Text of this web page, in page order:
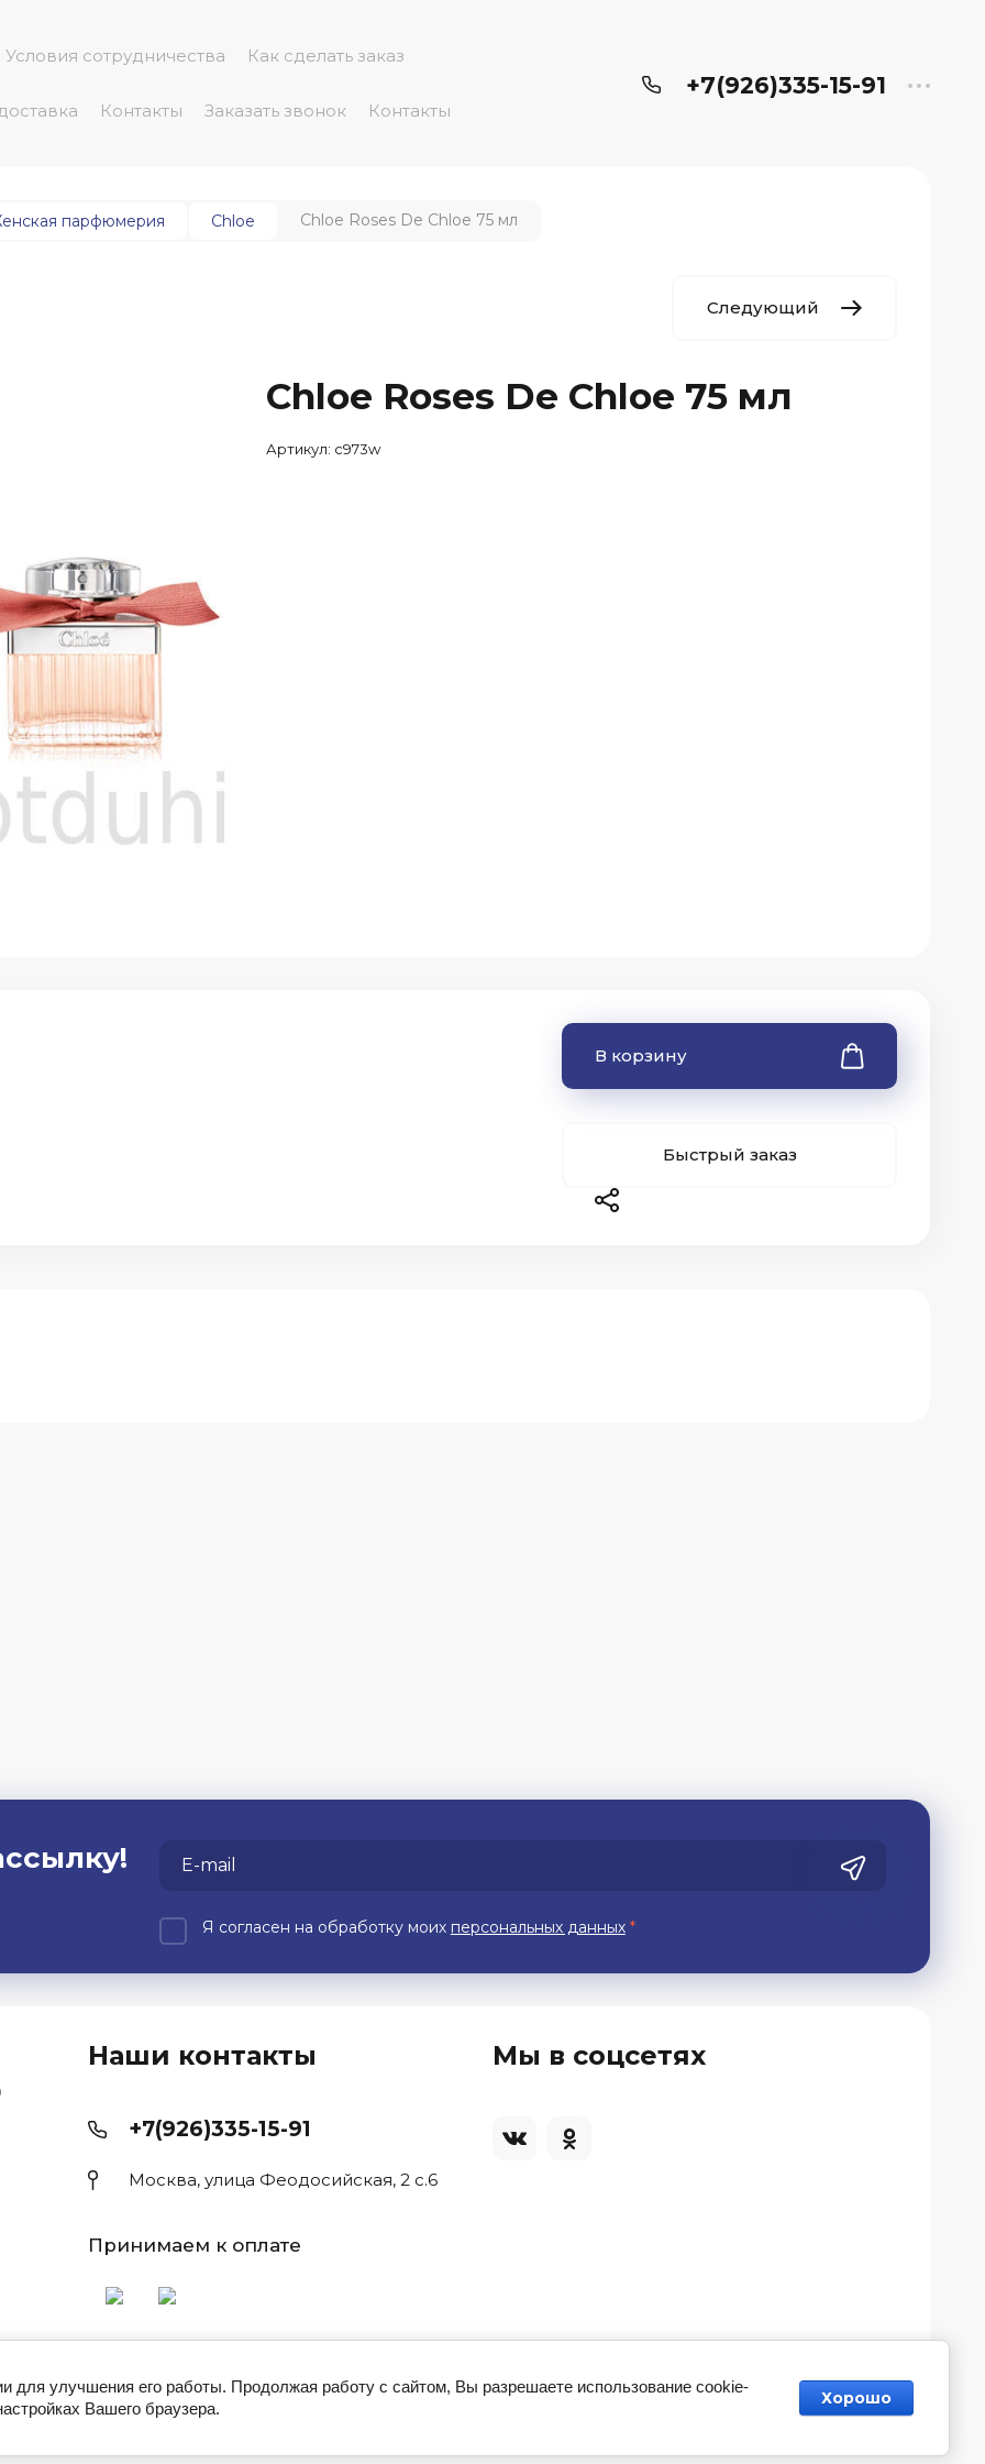
Условия сотрудничества Как сделать заказ
Контакты Заказать звонок Контакты
+7(926)335-15-91
парфюмерия Chloe Chloe Roses De Chloe 75 мл
Следующий
Chloe Roses De Chloe 75 мл
Артикул: c973w
В корзину
Быстрый заказ
Наши контакты
+7(926)335-15-91
Москва, улица Феодосийская, 2 с.6
Мы в соцсетях
Принимаем к оплате
Я согласен на обработку моих персональных данных *
— Мегагрупп.ру
для улучшения его работы. Продолжая работу с сайтом, Вы разрешаете использование cookie-
Вашего браузера.
Хорошо